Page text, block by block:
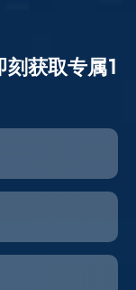
获取专属1